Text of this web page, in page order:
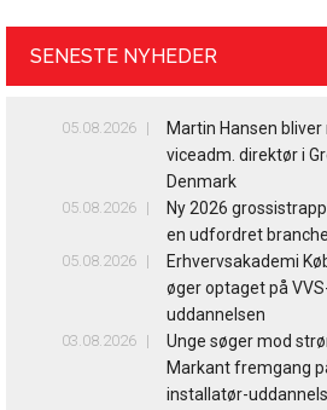
SENESTE NYHEDER
05.08.2026
Martin Hansen bliver
viceadm. direktør i
Denmark
05.08.2026
Ny 2026
en udfordret branche
05.08.2026
Erhvervsakademi
øger optaget på
uddannelsen
03.08.2026
Unge søger mod
Markant fremgang
installatør-